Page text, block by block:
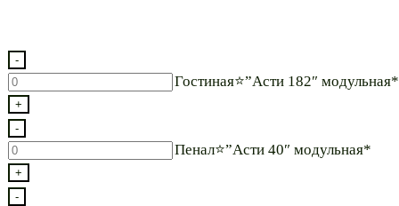
22,400 ₽
-
Количество
товара
Гостиная⭐”Асти
182″
модульная*
+
Гостиная⭐”Асти 182″ модульная*
-
Количество
товара
Пенал⭐”Асти
+
Пенал⭐”Асти 40″ модульная*
-